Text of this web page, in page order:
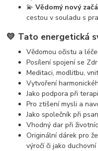
💫Vědomý nový
cestou v souladu s
💛 Tato energetická
Vědomou očistu a
Posílení spojení se
Meditaci, modlitbu,
Vytvoření
Jako podpora při
Pro ztišení mysli a
Jako společník při
Vhodný dar při
Originální dárek pro
výročí či jako